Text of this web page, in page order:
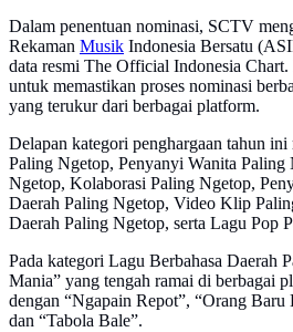
Dalam penentuan nominasi, SCTV
Rekaman Musik Indonesia Bersatu
data resmi The Official Indonesia
untuk memastikan proses nominasi
yang terukur dari berbagai platform.
Delapan kategori penghargaan tahun
Paling Ngetop, Penyanyi Wanita
Ngetop, Kolaborasi Paling Ngetop,
Daerah Paling Ngetop, Video Klip
Daerah Paling Ngetop, serta Lagu Pop
Pada kategori Lagu Berbahasa Daerah
Mania” yang tengah ramai di berbagai
dengan “Ngapain Repot”, “Orang Baru
dan “Tabola Bale”.